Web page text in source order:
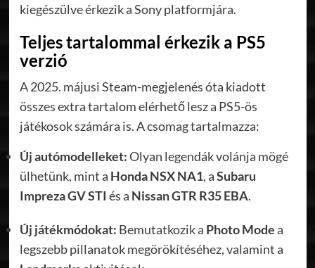
kiegészülve érkezik a Sony platformjára.
Teljes tartalommal érkezik a PS5
verzió
A 2025. májusi Steam-megjelenés óta kiadott
összes extra tartalom elérhető lesz a PS5-ös
játékosok számára is. A csomag tartalmazza:
Új autómodelleket:Olyan legendák volánja mögé
ülhetünk, mint a Honda NSX NA1, aSubaru
Impreza GV STI és a Nissan GTR R35 EBA.
Új játékmódokat: Bemutatkozik a Photo Modea
legszebb pillanatok megörökítéséhez, valamint a